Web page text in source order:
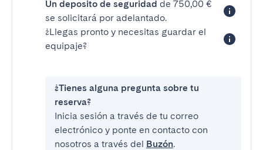
Un deposito de seguridad de 750,00 €
se solicitará por adelantado.
¿Llegas pronto y necesitas guardar el
equipaje?
¿Tienes alguna pregunta sobre tu
reserva?
Inicia sesión a través de tu correo
electrónico y ponte en contacto con
nosotros a través del Buzón.